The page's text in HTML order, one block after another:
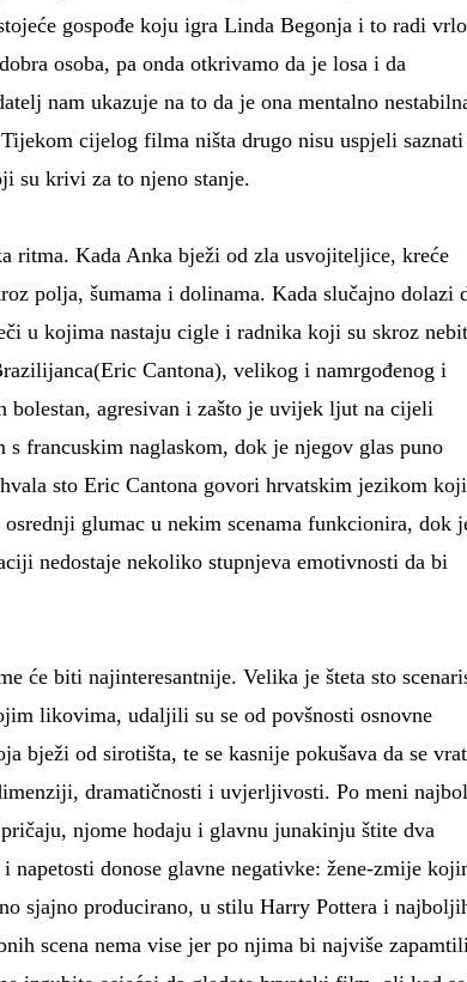
gospođe koju igra Linda Begonja i to radi vrlo
osoba, pa onda otkrivamo da je losa i da
nam ukazuje na to da je ona mentalno
cijelog filma ništa drugo nisu uspjeli
su krivi za to njeno stanje.
ritma. Kada Anka bježi od zla usvojiteljice, kreće
polja, šumama i dolinama. Kada slučajno dolazi
u kojima nastaju cigle i radnika koji su skroz
Cantona), velikog i namrgođenog i
bolestan, agresivan i zašto je uvijek ljut na cijeli
francuskim naglaskom, dok je njegov glas puno
sto Eric Cantona govori hrvatskim jezikom
glumac u nekim scenama funkcionira, dok
nedostaje nekoliko stupnjeva emotivnosti da bi
će biti najinteresantnije. Velika je šteta sto
likovima, udaljili su se od povšnosti osnovne
bježi od sirotišta, te se kasnije pokušava da se
dramatičnosti i uvjerljivosti. Po meni
njome hodaju i glavnu junakinju štite dva
donose glavne negativke: žene-zmije
sjajno producirano, u stilu Harry Pottera i
scena nema vise jer po njima bi najviše